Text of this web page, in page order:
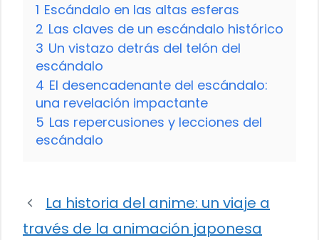
1 Escándalo en las altas esferas
2 Las claves de un escándalo histórico
3 Un vistazo detrás del telón del
escándalo
4 El desencadenante del escándalo:
una revelación impactante
5 Las repercusiones y lecciones del
escándalo
La historia del anime: un viaje a
través de la animación japonesa